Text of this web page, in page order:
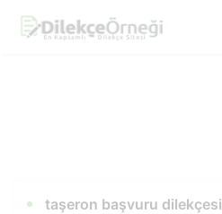
taşeron başvuru dilekçesi